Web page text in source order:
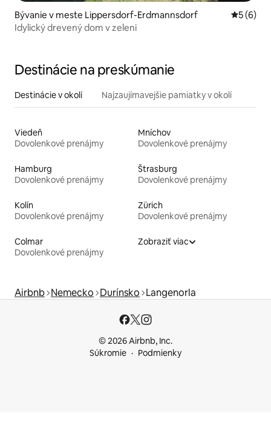
Bývanie v meste Lippersdorf-Erdmannsdorf
5 (6)
Idylický drevený dom v zeleni
Destinácie na preskúmanie
Destinácie v okolí Najzaujímavejšie pamiatky v okolí
Viedeň
Dovolenkové prenájmy
Mníchov
Dovolenkové prenájmy
Hamburg
Dovolenkové prenájmy
Štrasburg
Dovolenkové prenájmy
Kolín
Dovolenkové prenájmy
Zürich
Dovolenkové prenájmy
Colmar
Dovolenkové prenájmy
Zobraziť viac
Airbnb Nemecko Durínsko Langenorla
© 2026 Airbnb, Inc.
Súkromie
Podmienky